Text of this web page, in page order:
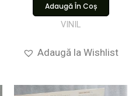
Adaugă În Coș
VINIL
Adaugă la Wishlist